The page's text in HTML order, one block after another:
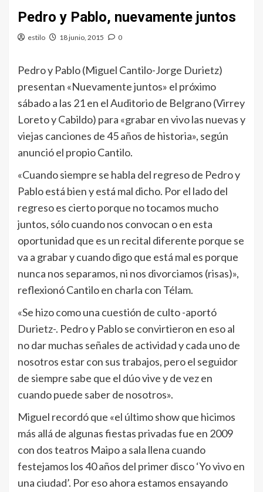
Pedro y Pablo, nuevamente juntos
estilo 18 junio, 2015 0
Pedro y Pablo (Miguel Cantilo-Jorge Durietz)
presentan «Nuevamente juntos» el próximo
sábado a las 21 en el Auditorio de Belgrano (Virrey
Loreto y Cabildo) para «grabar en vivo las nuevas y
viejas canciones de 45 años de historia», según
anunció el propio Cantilo.
«Cuando siempre se habla del regreso de Pedro y
Pablo está bien y está mal dicho. Por el lado del
regreso es cierto porque no tocamos mucho
juntos, sólo cuando nos convocan o en esta
oportunidad que es un recital diferente porque se
va a grabar y cuando digo que está mal es porque
nunca nos separamos, ni nos divorciamos (risas)»,
reflexionó Cantilo en charla con Télam.
«Se hizo como una cuestión de culto -aportó
Durietz-. Pedro y Pablo se convirtieron en eso al
no dar muchas señales de actividad y cada uno de
nosotros estar con sus trabajos, pero el seguidor
de siempre sabe que el dúo vive y de vez en
cuando puede saber de nosotros».
Miguel recordó que «el último show que hicimos
más allá de algunas fiestas privadas fue en 2009
con dos teatros Maipo a sala llena cuando
festejamos los 40 años del primer disco ‘Yo vivo en
una ciudad’. Por eso ahora estamos ensayando